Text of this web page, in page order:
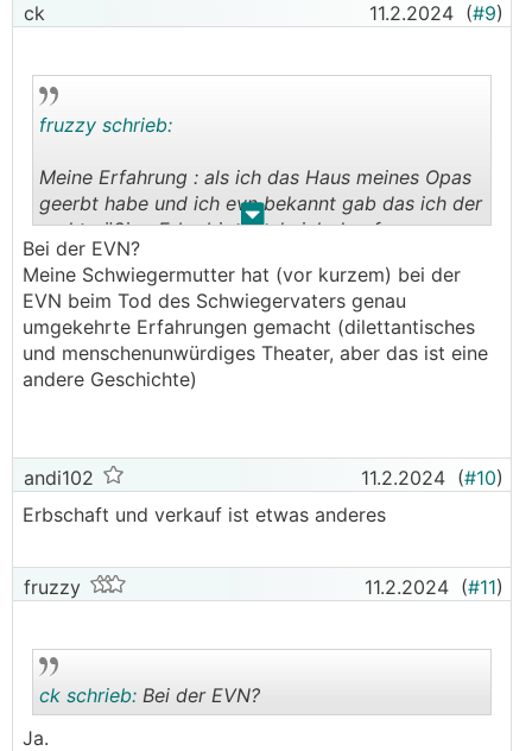
ck 11.2.2024 (#9)
. .
fruzzy schrieb:
Meine Erfahrung : als ich das Haus meines Opas
geerbt habe und ich evn bekannt gab das ich der
rechtmäßige Erbe bin wurde ich drauf
hingewiesen das ich dadurch seinen Vertrag erbe
und mich auch an die Bindungen halten muss.
Bei der EVN?
Meine Schwiegermutter hat (vor kurzem) bei der
EVN beim Tod des Schwiegervaters genau
umgekehrte Erfahrungen gemacht (dilettantisches
und menschenunwürdiges Theater, aber das ist eine
andere Geschichte)
andi102 11.2.2024 (#10)
Erbschaft und verkauf ist etwas anderes
fruzzy 11.2.2024 (#11)
ck schrieb: Bei der EVN?
Ja.